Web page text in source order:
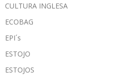
CULTURA INGLESA
ECOBAG
EPI´s
ESTOJO
ESTOJOS